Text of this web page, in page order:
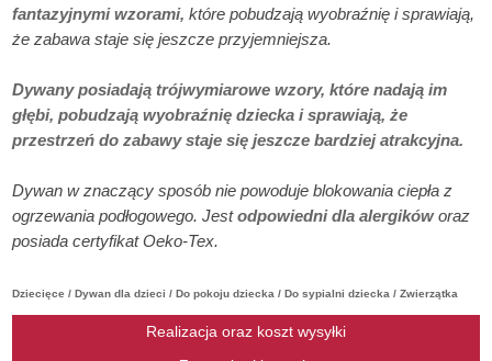
fantazyjnymi wzorami,które pobudzają wyobraźnię i sprawiają,
że zabawa staje się jeszcze przyjemniejsza.
Dywany posiadają trójwymiarowe wzory, które nadają im
głębi, pobudzają wyobraźnię dziecka i sprawiają, że
przestrzeń do zabawy staje się jeszcze bardziej atrakcyjna.
Dywan w znaczący sposób nie powoduje blokowania ciepła z
ogrzewania podłogowego. Jestodpowiedni dla alergikóworaz
posiada certyfikat Oeko-Tex.
Dziecięce / Dywan dla dzieci / Do pokoju dziecka / Do sypialni dziecka / Zwierzątka
Realizacja oraz koszt wysyłki